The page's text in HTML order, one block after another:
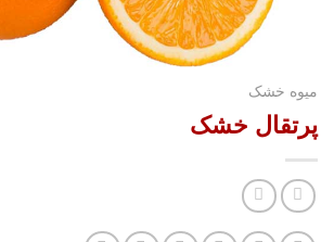
میوه خشک
پرتقال خشک